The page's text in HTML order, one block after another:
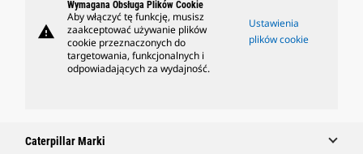
warning
Wymagana Obsługa Plików Cookie
Aby włączyć tę funkcję, musisz
zaakceptować używanie plików
cookie przeznaczonych do
targetowania, funkcjonalnych i
odpowiadających za wydajność.
Ustawienia
plików cookie
Caterpillar Marki